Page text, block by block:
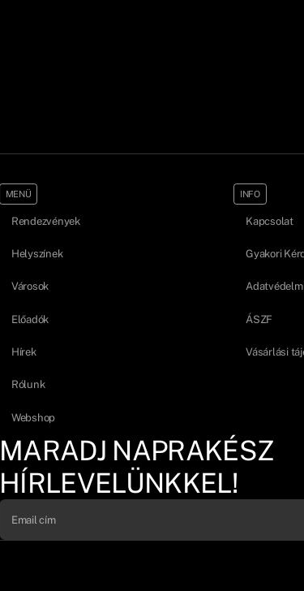
MENÜ
Rendezvények
Helyszínek
Városok
Előadók
Hírek
Rólunk
Webshop
INFO
Kapcsolat
Gyakori
ÁSZF
Vásárlási
MARADJ NAPRAKÉSZ
HÍRLEVELÜNKKEL!